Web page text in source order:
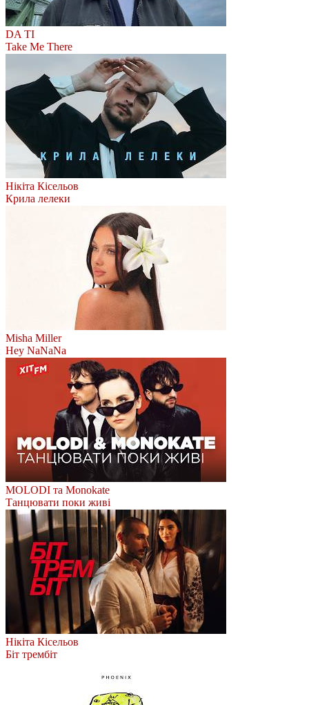
DA TI
Take Me There
Нікіта Кісельов
Крила лелеки
Misha Miller
Hey NaNaNa
MOLODI та Monokate
Танцювати поки живі
Нікіта Кісельов
Біт трембіт